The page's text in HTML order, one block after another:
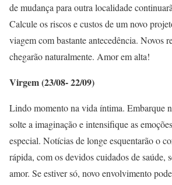
de mudança para outra localidade
Calcule os riscos e custos de um novo
viagem com bastante antecedência. Novos
chegarão naturalmente. Amor em alta!
Virgem (23/08- 22/09)
Lindo momento na vida íntima. Embarque
solte a imaginação e intensifique as
especial. Notícias de longe esquentarão o
rápida, com os devidos cuidados de saúde,
amor. Se estiver só, novo envolvimento